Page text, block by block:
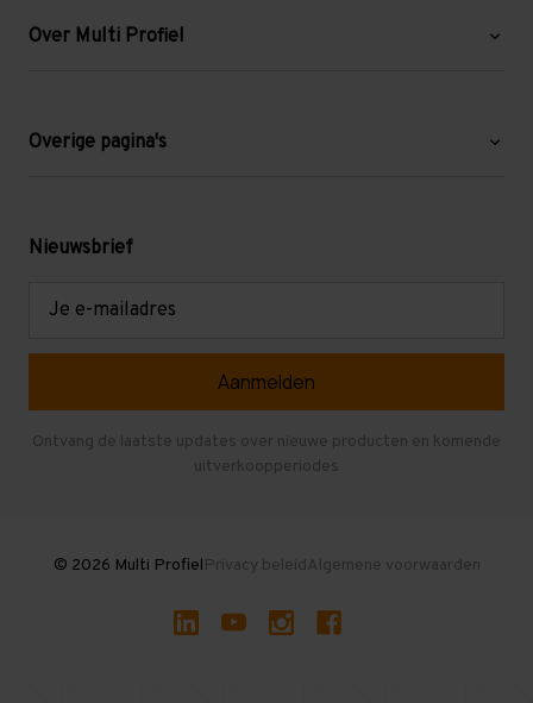
Over Multi Profiel
Blog
Levering en afhalen
Overige pagina's
Mezzanine
Gebruikte entresolvloeren
Nieuwsbrief
Ontvang de laatste updates over nieuwe producten en komende
uitverkoopperiodes
© 2026 Multi ProfielPrivacy beleidAlgemene voorwaarden